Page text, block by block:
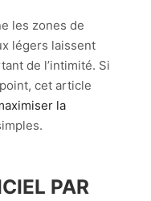
les zones de
légers laissent
de l’intimité. Si
cet article
la
PAR